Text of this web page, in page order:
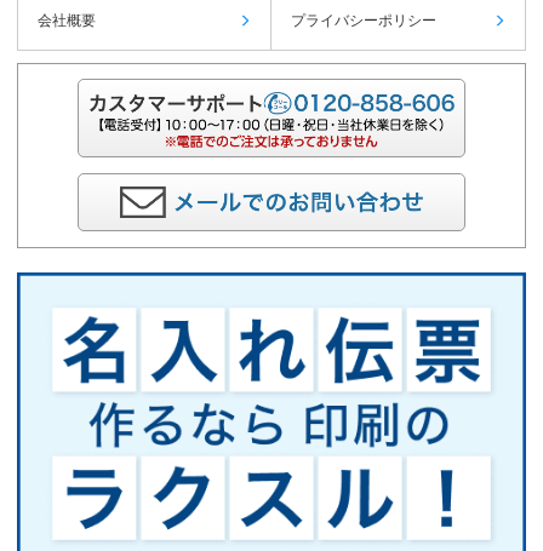
会社概要 プライバシーポリシー